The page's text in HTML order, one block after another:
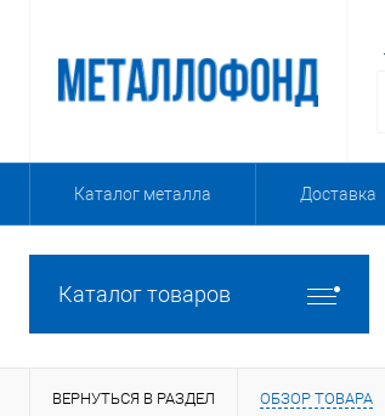
Каталог металла Доставка
Каталог товаров
ВЕРНУТЬСЯ В РАЗДЕЛ ОБЗОР ТОВАРА